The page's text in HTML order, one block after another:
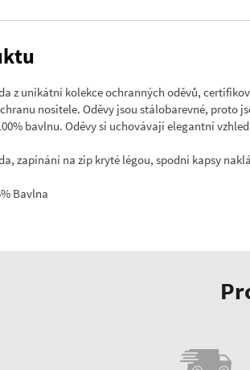
z unikátní kolekce ochranných oděvů,
nositele. Oděvy jsou stálobarevné, proto
bavlnu. Oděvy si uchovávají elegantní
zapínání na zip kryté légou, spodní kapsy
Bavlna